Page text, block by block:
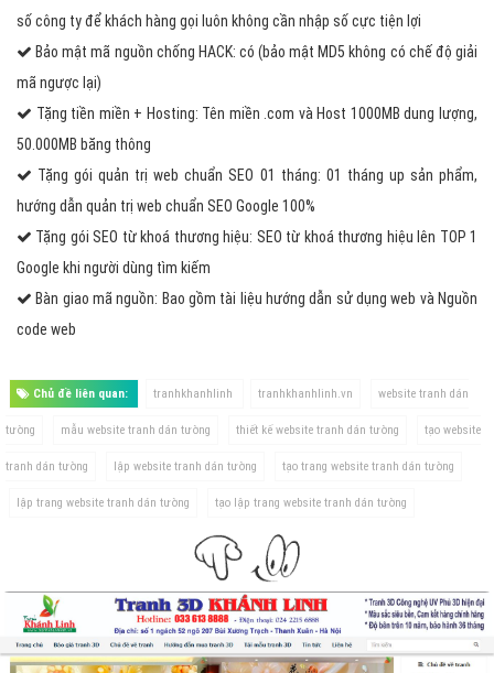
số công ty để khách hàng gọi luôn không cần nhập số cực tiện lợi
Bảo mật mã nguồn chống HACK: có (bảo mật MD5 không có chế độ giải
mã ngược lại)
Tặng tiền miền + Hosting: Tên miền .com và Host 1000MB dung lượng,
50.000MB băng thông
Tặng gói quản trị web chuẩn SEO 01 tháng: 01 tháng up sản phẩm,
hướng dẫn quản trị web chuẩn SEO Google 100%
Tặng gói SEO từ khoá thương hiệu: SEO từ khoá thương hiệu lên TOP 1
Google khi người dùng tìm kiếm
Bàn giao mã nguồn: Bao gồm tài liệu hướng dẫn sử dụng web và Nguồn
code web
Chủ đề liên quan: tranhkhanhlinh tranhkhanhlinh.vn website tranh dán
tường mẫu website tranh dán tường thiết kế website tranh dán tường tạo website
tranh dán tường lập website tranh dán tường tạo trang website tranh dán tường
lập trang website tranh dán tường tạo lập trang website tranh dán tường